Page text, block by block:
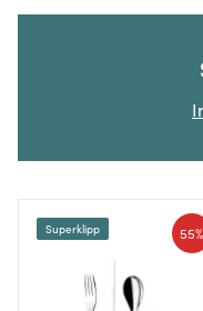
55%
Superklipp